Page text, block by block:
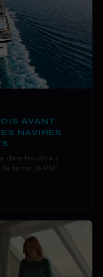
AVANT
NAVIRES
dans les climats
la mer, le MSC